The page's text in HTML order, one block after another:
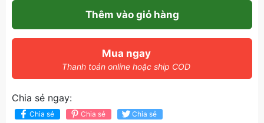
Thêm vào giỏ hàng
Mua ngay
Thanh toán online hoặc ship COD
Chia sẻ ngay:
Chia sẻ Chia sẻ Chia sẻ